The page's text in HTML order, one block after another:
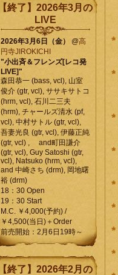
【終了】2026年3月の
LIVE
2026年3月6日（金） @高
円寺JIROKICHI
"小出斉＆フレンズ[レコ発
LIVE]"
森田恭一 (bass, vcl), 山室
俊介 (gtr, vcl), ササキサトコ
(hrm, vcl), 石川二三夫
(hrm), チャールズ清水 (pf,
vcl), 中村サトル (gtr, vcl),
吾妻光良 (gtr, vcl), 伊藤正純
(gtr, vcl) , and町田謙介
(gtr, vcl), Guy Satoshi (gtr,
vcl), Natsuko (hrm, vcl),
and 中崎さち (drm), 岡地曙
裕 (drm)
18：30 Open
19：30 Start
M.C. ￥4,000(予約) /
￥4,500(当日)＋Order
前売開始：2月6日19時～
【終了】2026年2月の